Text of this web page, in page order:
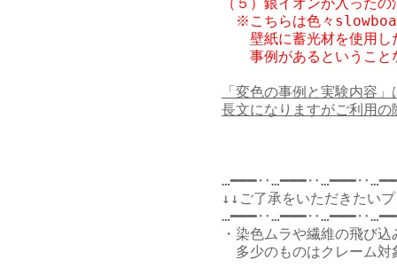
※こちらは色々slowboat
壁紙に蓄光材を使用し
事例があるということ
「変色の事例と実験内容
長文になりますがご利用
↓↓ご了承をいただきたい
・染色ムラや繊維の飛び
多少のものはクレーム対